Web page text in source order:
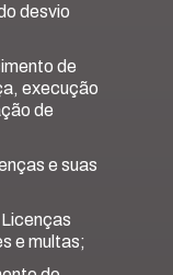
desvio
de
execução
de
e suas
e multas;